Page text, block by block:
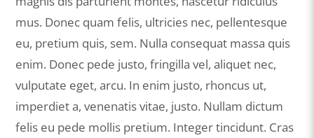
mus. Donec quam felis, ultricies nec, pellentesque
eu, pretium quis, sem. Nulla consequat massa quis
enim. Donec pede justo, fringilla vel, aliquet nec,
vulputate eget, arcu. In enim justo, rhoncus ut,
imperdiet a, venenatis vitae, justo. Nullam dictum
felis eu pede mollis pretium. Integer tincidunt. Cras